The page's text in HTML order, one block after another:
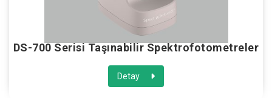
DS-700 Serisi Taşınabilir Spektrofotometreler
Detay